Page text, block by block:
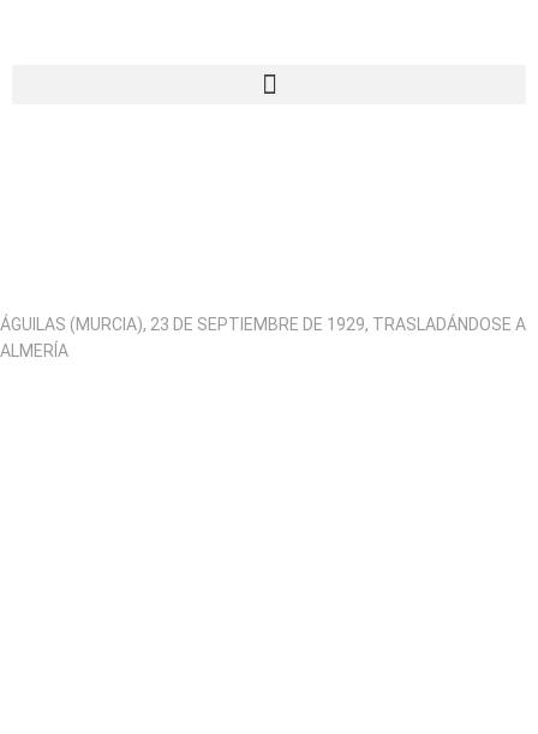
ÁGUILAS (MURCIA), 23 DE SEPTIEMBRE DE 1929, TRASLADÁNDOSE A
ALMERÍA